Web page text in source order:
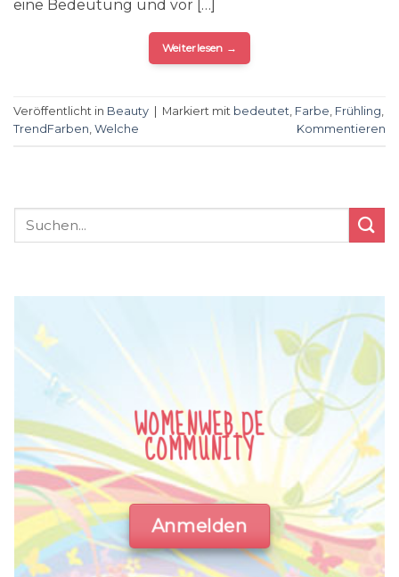
eine Bedeutung und vor […]
Weiterlesen →
Veröffentlicht in Beauty Markiert mit bedeutet Farbe Frühling
TrendFarben Welche Kommentieren
WOMENWEB.DE
COMMUNITY
Anmelden